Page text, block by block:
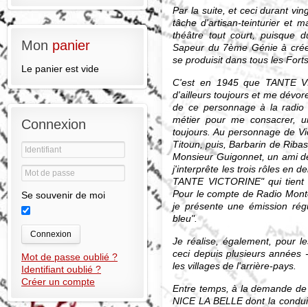
Par la suite, et ceci durant
tâche d'artisan-teinturier et
théâtre tout court, puisque
Sapeur du 7ème Génie à
se produisit dans tous les
C'est en 1945 que TANTE
d'ailleurs toujours et me
de ce personnage à la
métier pour me consacrer,
toujours. Au personnage de
Titoun, puis, Barbarin de
Monsieur Guigonnet, un ami
j'interprête les trois rôles en
TANTE VICTORINE" qui
Pour le compte de Radio
je présente une émission
bleu".
Je réalise, également, pour
ceci depuis plusieurs années
les villages de l'arrière-pays.
Entre temps, à la demande
NICE LA BELLE dont la
Mon panier
Le panier est vide
Connexion
Se souvenir de moi
Connexion
Mot de passe oublié ?
Identifiant oublié ?
Créer un compte